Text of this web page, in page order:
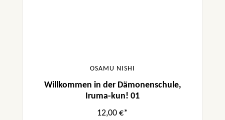
OSAMU NISHI
Willkommen in der Dämonenschule,
Iruma-kun! 01
12,00 €*